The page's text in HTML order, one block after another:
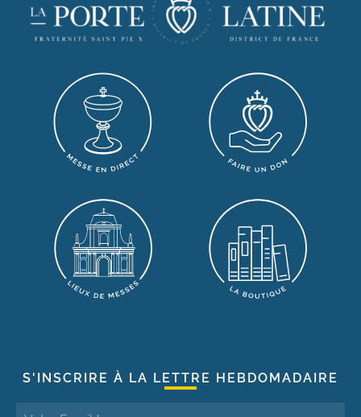
S'INSCRIRE À LA LETTRE HEBDOMADAIRE